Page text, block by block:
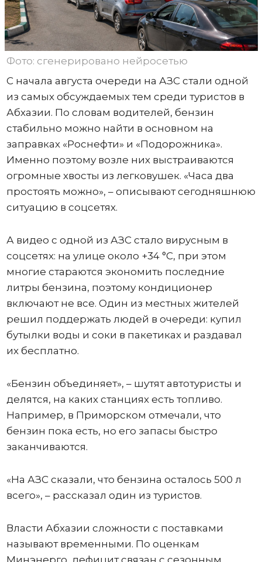
Фото: сгенерировано нейросетью
С начала августа очереди на АЗС стали одной
из самых обсуждаемых тем среди туристов в
Абхазии. По словам водителей, бензин
стабильно можно найти в основном на
заправках «Роснефти» и «Подорожника».
Именно поэтому возле них выстраиваются
огромные хвосты из легковушек. «Часа два
простоять можно», – описывают сегодняшнюю
ситуацию в соцсетях.
А видео с одной из АЗС стало вирусным в
соцсетях: на улице около +34 °C, при этом
многие стараются экономить последние
литры бензина, поэтому кондиционер
включают не все. Один из местных жителей
решил поддержать людей в очереди: купил
бутылки воды и соки в пакетиках и раздавал
их бесплатно.
«Бензин объединяет», – шутят автотуристы и
делятся, на каких станциях есть топливо.
Например, в Приморском отмечали, что
бензин пока есть, но его запасы быстро
заканчиваются.
«На АЗС сказали, что бензина осталось 500 л
всего», – рассказал один из туристов.
Власти Абхазии сложности с поставками
называют временными. По оценкам